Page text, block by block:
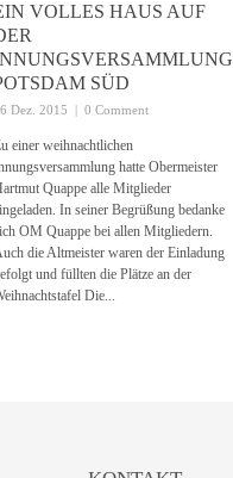
VOLLES HAUS AUF
SÜD
Dez. 2015 | 0 Comment
einer weihnachtlichen
hatte Obermeister
Quappe alle Mitglieder
In seiner Begrüßung bedanke
OM Quappe bei allen Mitgliedern.
die Altmeister waren der Einladung
und füllten die Plätze an der
Die...